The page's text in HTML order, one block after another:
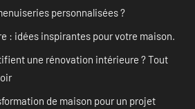
personnalisées ?
: idées inspirantes pour votre maison.
une rénovation intérieure ? Tout
de maison pour un projet